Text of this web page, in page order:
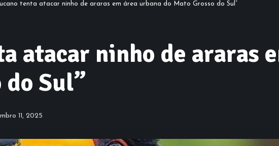
tenta atacar ninho de araras em área urbana do Mato Grosso do Sul”
atacar ninho de araras
do Sul”
11, 2025